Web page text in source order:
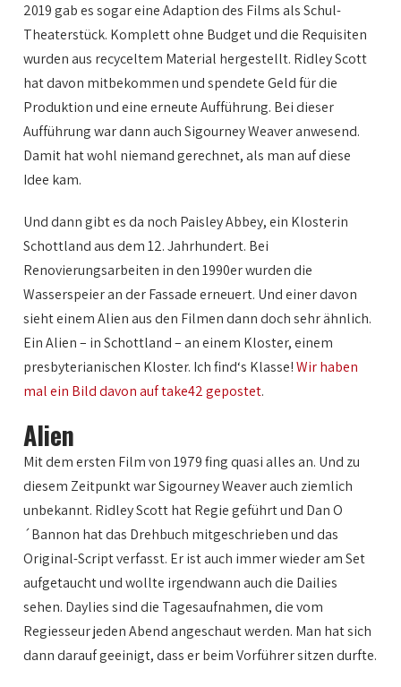
2019 gab es sogar eine Adaption des Films als Schul-
Theaterstück. Komplett ohne Budget und die Requisiten
wurden aus recyceltem Material hergestellt. Ridley Scott
hat davon mitbekommen und spendete Geld für die
Produktion und eine erneute Aufführung. Bei dieser
Aufführung war dann auch Sigourney Weaver anwesend.
Damit hat wohl niemand gerechnet, als man auf diese
Idee kam.
Und dann gibt es da noch Paisley Abbey, ein Klosterin
Schottland aus dem 12. Jahrhundert. Bei
Renovierungsarbeiten in den 1990er wurden die
Wasserspeier an der Fassade erneuert. Und einer davon
sieht einem Alien aus den Filmen dann doch sehr ähnlich.
Ein Alien – in Schottland – an einem Kloster, einem
presbyterianischen Kloster. Ich find‘s Klasse!Wir haben
mal ein Bild davon auf take42 gepostet.
Alien
Mit dem ersten Film von 1979 fing quasi alles an. Und zu
diesem Zeitpunkt war Sigourney Weaver auch ziemlich
unbekannt. Ridley Scott hat Regie geführt und Dan O
´Bannon hat das Drehbuch mitgeschrieben und das
Original-Script verfasst. Er ist auch immer wieder am Set
aufgetaucht und wollte irgendwann auch die Dailies
sehen. Daylies sind die Tagesaufnahmen, die vom
Regiesseur jeden Abend angeschaut werden. Man hat sich
dann darauf geeinigt, dass er beim Vorführer sitzen durfte.